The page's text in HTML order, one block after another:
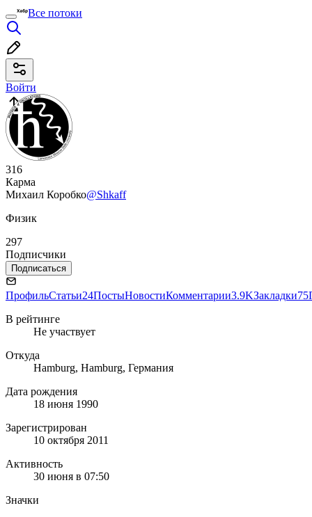
Все потоки
Войти
316
Карма
Михаил Коробко@Shkaff
Физик
297
Подписчики
Подписаться
ПрофильСтатьи24ПостыНовостиКомментарии3.9KЗакладки75
В рейтинге
Не участвует
Откуда
Hamburg, Hamburg, Германия
Дата рождения
18 июня 1990
Зарегистрирован
10 октября 2011
Активность
30 июня в 07:50
Значки